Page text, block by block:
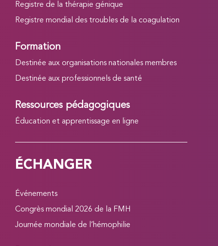
Registre de la thérapie génique
Registre mondial des troubles de la coagulation
Formation
Destinée aux organisations nationales membres
Destinée aux professionnels de santé
Ressources pédagogiques
Éducation et apprentissage en ligne
ÉCHANGER
Événements
Congrès mondial 2026 de la FMH
Journée mondiale de l’hémophilie